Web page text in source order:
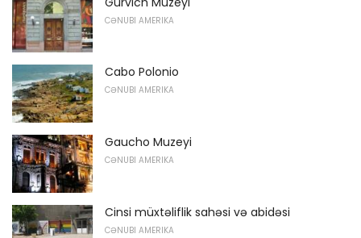
CƏNUBI AMERIKA
Cabo Polonio
CƏNUBI AMERIKA
Gaucho Muzeyi
CƏNUBI AMERIKA
Cinsi müxtəliflik sahəsi və abidəsi
CƏNUBI AMERIKA